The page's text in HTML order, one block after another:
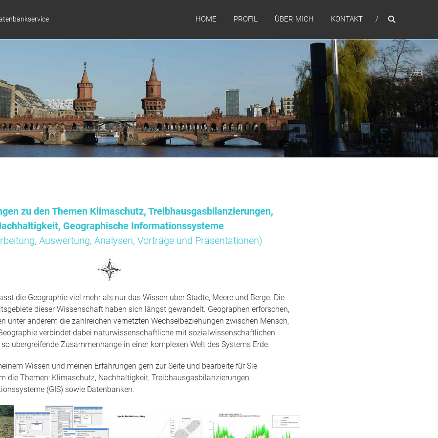
HOME PROFIL ÜBER MICH KONTAKT
zu den Themen Klimaschutz, Treibhausgasbilanzierungen,
Geographische Informationssysteme
Auswertung, Analysen, Vorträge und Präsentationen)
die Geographie viel mehr als nur das Wissen über Städte, Meere und Berge. Die
dieser Wissenschaft haben sich längst gewandelt. Geographen erforschen,
unter anderem die zahlreichen vernetzten Wechselbeziehungen zwischen Mensch,
verbindet dabei naturwissenschaftliche mit sozialwissenschaftlichen
übergreifende Zusammenhänge in einer komplexen Welt des Systems Erde.
Wissen und meinen Erfahrungen gern zur Seite und bearbeite für Sie
die Themen: Klimaschutz, Nachhaltigkeit, Treibhausgasbilanzierungen,
(GIS) sowie Datenbanken.